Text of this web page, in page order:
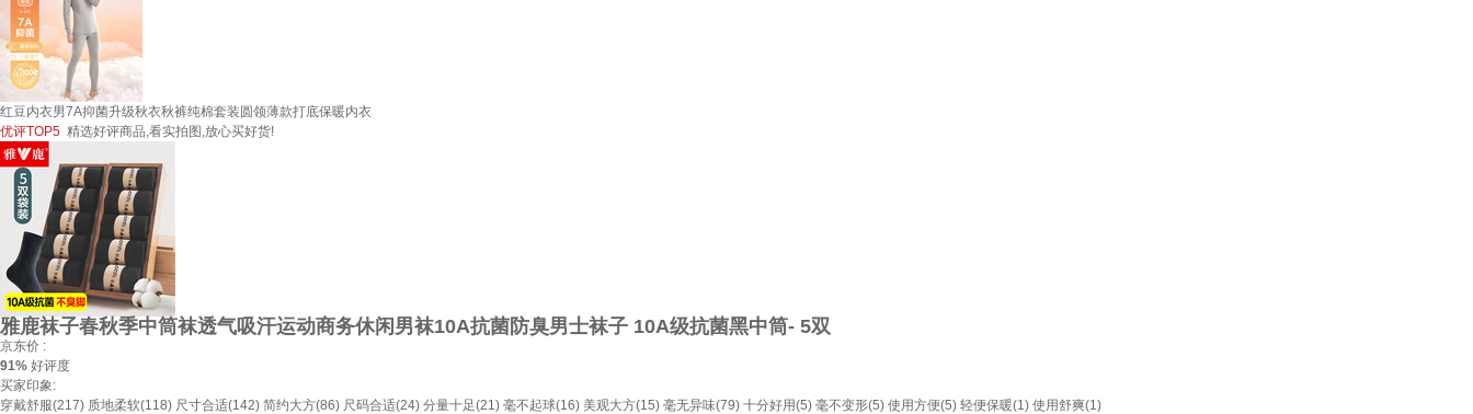
红豆内衣男7A抑菌升级秋衣秋裤纯棉套装圆领薄款打底保暖内衣
优评TOP5 精选好评商品,看实拍图,放心买好货!
雅鹿袜子春秋季中筒袜透气吸汗运动商务休闲男袜10A抗菌防臭男士袜子 10A级抗菌黑中筒- 5双
京东价 :
91% 好评度
买家印象:
穿戴舒服(217) 质地柔软(118) 尺寸合适(142) 简约大方(86) 尺码合适(24) 分量十足(21) 毫不起球(16) 美观大方(15) 毫无异味(79) 十分好用(5) 毫不变形(5) 使用方便(5) 轻便保暖(1) 使用舒爽(1)